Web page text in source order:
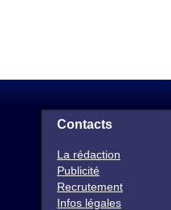
Contacts
La rédaction
Publicité
Recrutement
Infos légales